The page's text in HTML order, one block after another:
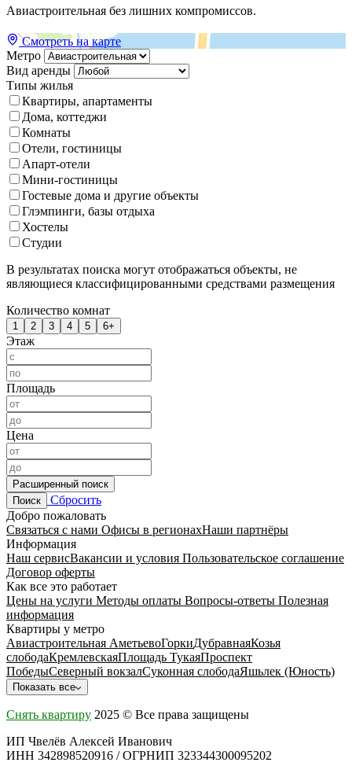
Авиастроительная без лишних компромиссов.
Смотреть на карте
Метро
Вид аренды
Типы жилья
Квартиры, апартаменты
Дома, коттеджи
Комнаты
Отели, гостиницы
Апарт-отели
Мини-гостиницы
Гостевые дома и другие объекты
Глэмпинги, базы отдыха
Хостелы
Студии
В результатах поиска могут отображаться объекты, не
являющиеся классифицированными средствами размещения
Количество комнат
1 2 3 4 5 6+
Этаж
Площадь
Цена
Расширенный поиск
Поиск
Сбросить
Добро пожаловать
Связаться с нами Офисы в регионахНаши партнёры
Информация
Наш сервисВакансии и условия Пользовательское соглашение
Договор оферты
Как все это работает
Цены на услуги Методы оплаты Вопросы-ответы Полезная
информация
Квартиры у метро
Авиастроительная АметьевоГоркиДубравнаяКозья
слободаКремлевскаяПлощадь ТукаяПроспект
ПобедыСеверный вокзалСуконная слободаЯшьлек (Юность)
Показать все
Снять квартиру 2025 © Все права защищены
ИП Чвелёв Алексей Иванович
ИНН 342898520916 / ОГРНИП 323344300095202